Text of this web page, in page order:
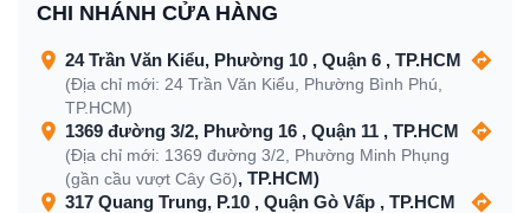
CHI NHÁNH CỬA HÀNG
24 Trần Văn Kiểu, Phường 10 , Quận 6 , TP.HCM
(Địa chỉ mới: 24 Trần Văn Kiểu, Phường Bình Phú,
TP.HCM)
1369 đường 3/2, Phường 16 , Quận 11 , TP.HCM
(Địa chỉ mới: 1369 đường 3/2, Phường Minh Phụng
(gần cầu vượt Cây Gõ), TP.HCM)
317 Quang Trung, P.10 , Quận Gò Vấp , TP.HCM